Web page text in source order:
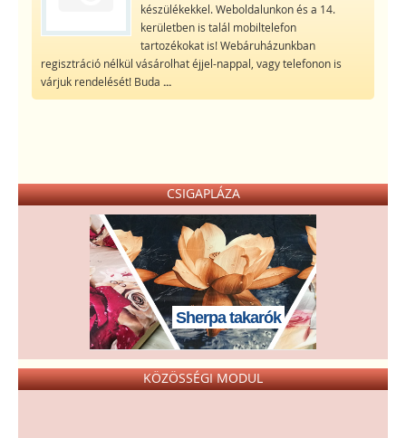
készülékekkel. Weboldalunkon és a 14.
kerületben is talál mobiltelefon
tartozékokat is! Webáruházunkban
regisztráció nélkül vásárolhat éjjel-nappal, vagy telefonon is
várjuk rendelését! Buda ...
CSIGAPLÁZA
Sherpa takarók
KÖZÖSSÉGI MODUL